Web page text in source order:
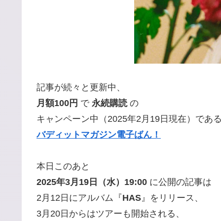
記事が続々と更新中、
月額100円 で 永続購読の
キャンペーン中（2025年2月19日現在）であ
バディットマガジン電子ばん！
本日このあと
2025年3月19日（水）19:00 に公開の記事は
2月12日にアルバム『HAS』をリリース、
3月20日からはツアーも開始される、